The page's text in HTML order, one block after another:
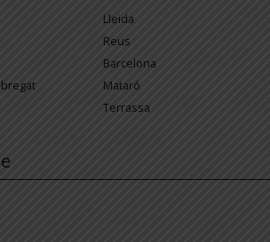
Lleida
Reus
Barcelona
Mataró
Terrassa